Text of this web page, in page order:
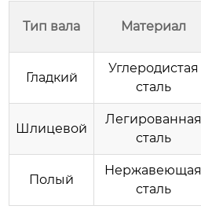
Тип вала Материал
Гладкий
Углеродистая
сталь
Шлицевой
Легированная
сталь
Полый
Нержавеющая
сталь